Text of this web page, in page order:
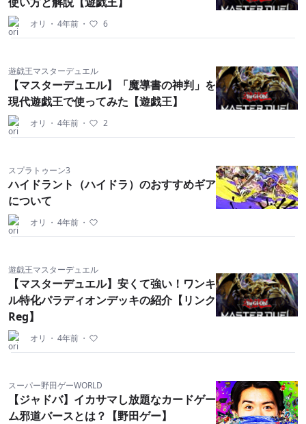
オリ ・ 4年前 ・ 6
遊戯王マスターデュエル
【マスターデュエル】「魔導書の神判」を
現代遊戯王で使ってみた【遊戯王】
オリ ・ 4年前 ・ 2
スプラトゥーン3
ハイドラント（ハイドラ）のおすすめギア
について
オリ ・ 4年前 ・
遊戯王マスターデュエル
【マスターデュエル】安くて強い！ワンキ
ル特化パラディオンデッキの紹介【リンク
Reg】
オリ ・ 4年前 ・
スーパー野田ゲーWORLD
【ジャドバ】イカサマし放題なカードゲー
ム邪道バースとは？【野田ゲー】